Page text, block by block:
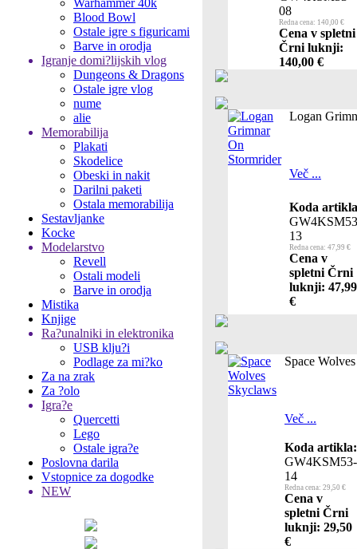
Warhammer 40k
Blood Bowl
Ostale igre s figuricami
Barve in orodja
Igranje domi?lijskih vlog
Dungeons & Dragons
Ostale igre vlog
nume
alie
Memorabilija
Plakati
Skodelice
Obeski in nakit
Darilni paketi
Ostala memorabilija
Sestavljanke
Kocke
Modelarstvo
Revell
Ostali modeli
Barve in orodja
Mistika
Knjige
Ra?unalniki in elektronika
USB klju?i
Podlage za mi?ko
Za na zrak
Za ?olo
Igra?e
Quercetti
Lego
Ostale igra?e
Poslovna darila
Vstopnice za dogodke
NEW
08
Redna cena: 140,00 €
Cena v spletni
Črni luknji:
140,00 €
Logan
Več ...
Koda
13
Redna cena: 47,99 €
Cena v
spletni Črni
luknji: 47,99
€
Space
Več ...
Koda artikla:
GW4KSM53-
14
Redna cena: 29,50 €
Cena v
spletni Črni
luknji: 29,50
€